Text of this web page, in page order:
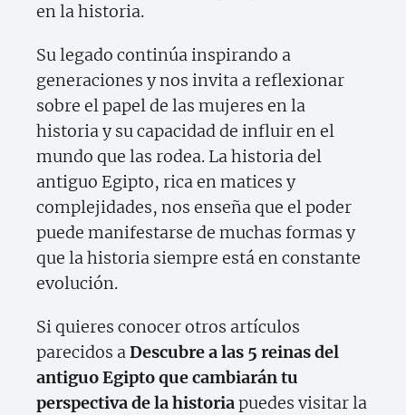
en la historia.
Su legado continúa inspirando a
generaciones y nos invita a reflexionar
sobre el papel de las mujeres en la
historia y su capacidad de influir en el
mundo que las rodea. La historia del
antiguo Egipto, rica en matices y
complejidades, nos enseña que el poder
puede manifestarse de muchas formas y
que la historia siempre está en constante
evolución.
Si quieres conocer otros artículos
parecidos aDescubre a las 5 reinas del
antiguo Egipto que cambiarán tu
perspectiva de la historiapuedes visitar la